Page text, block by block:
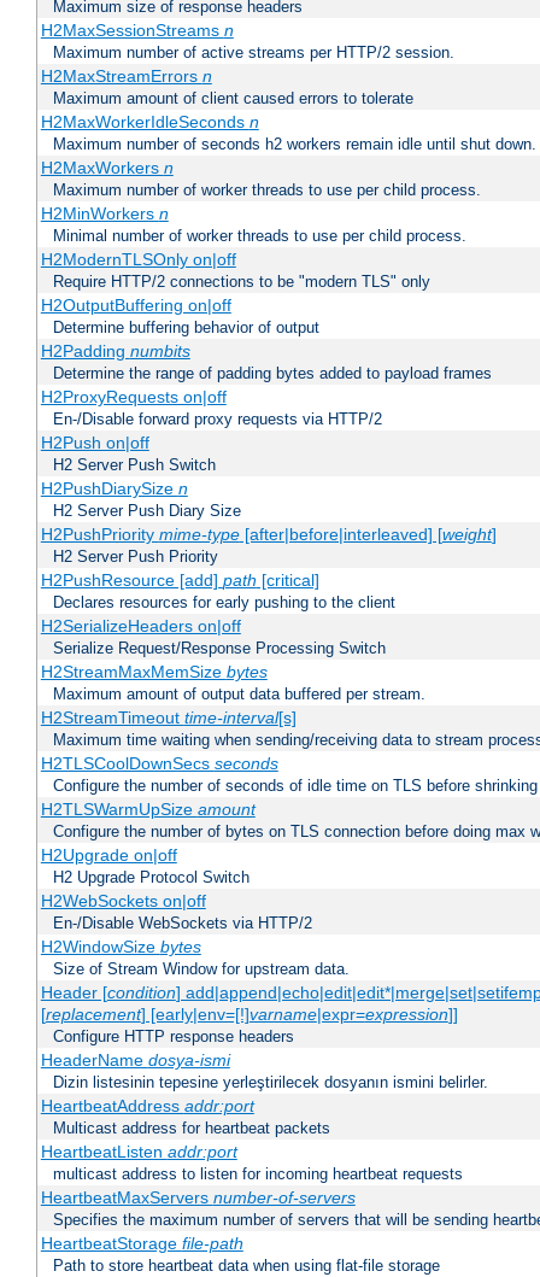
Maximum size of response headers
H2MaxSessionStreams n
Maximum number of active streams per HTTP/2 session.
H2MaxStreamErrors n
Maximum amount of client caused errors to tolerate
H2MaxWorkerIdleSeconds n
Maximum number of seconds h2 workers remain idle until shut down.
H2MaxWorkers n
Maximum number of worker threads to use per child process.
H2MinWorkers n
Minimal number of worker threads to use per child process.
H2ModernTLSOnly on|off
Require HTTP/2 connections to be "modern TLS" only
H2OutputBuffering on|off
Determine buffering behavior of output
H2Padding numbits
Determine the range of padding bytes added to payload frames
H2ProxyRequests on|off
En-/Disable forward proxy requests via HTTP/2
H2Push on|off
H2 Server Push Switch
H2PushDiarySize n
H2 Server Push Diary Size
H2PushPriority mime-type[after|before|interleaved] [weight]
H2 Server Push Priority
H2PushResource [add] path [critical]
Declares resources for early pushing to the client
H2SerializeHeaders on|off
Serialize Request/Response Processing Switch
H2StreamMaxMemSize bytes
Maximum amount of output data buffered per stream.
H2StreamTimeout time-interval[s]
Maximum time waiting when sending/receiving data to stream
H2TLSCoolDownSecs seconds
Configure the number of seconds of idle time on TLS before
H2TLSWarmUpSize amount
Configure the number of bytes on TLS connection before doing max
H2Upgrade on|off
H2 Upgrade Protocol Switch
H2WebSockets on|off
En-/Disable WebSockets via HTTP/2
H2WindowSize bytes
Size of Stream Window for upstream data.
Header [condition]
[replacement] [early|env=[!]varname|expr=expression]]
Configure HTTP response headers
HeaderName dosya-ismi
Dizin listesinin tepesine yerleştirilecek dosyanın ismini belirler.
HeartbeatAddress addr:port
Multicast address for heartbeat packets
HeartbeatListen addr:port
multicast address to listen for incoming heartbeat requests
HeartbeatMaxServers number-of-servers
Specifies the maximum number of servers that will be sending
HeartbeatStorage file-path
Path to store heartbeat data when using flat-file storage